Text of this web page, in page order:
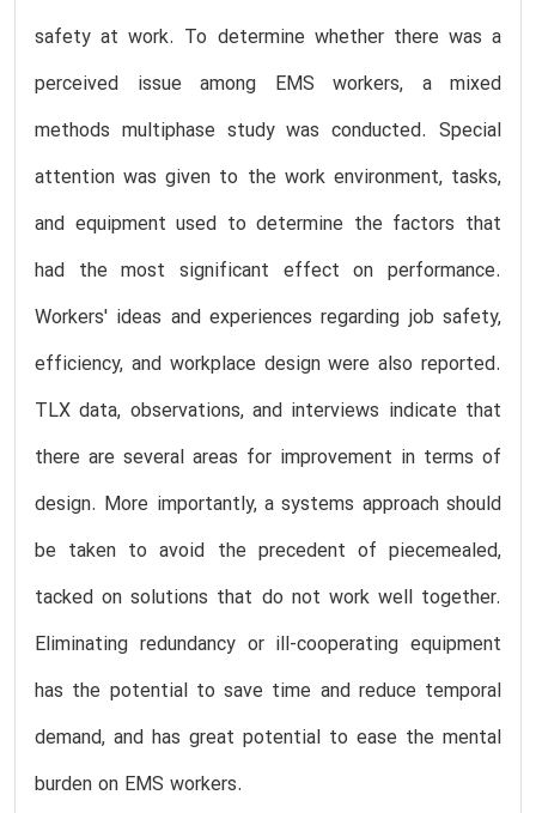
safety at work. To determine whether there was a
perceived issue among EMS workers, a mixed
methods multiphase study was conducted. Special
attention was given to the work environment, tasks,
and equipment used to determine the factors that
had the most significant effect on performance.
Workers' ideas and experiences regarding job safety,
efficiency, and workplace design were also reported.
TLX data, observations, and interviews indicate that
there are several areas for improvement in terms of
design. More importantly, a systems approach should
be taken to avoid the precedent of piecemealed,
tacked on solutions that do not work well together.
Eliminating redundancy or ill-cooperating equipment
has the potential to save time and reduce temporal
demand, and has great potential to ease the mental
burden on EMS workers.